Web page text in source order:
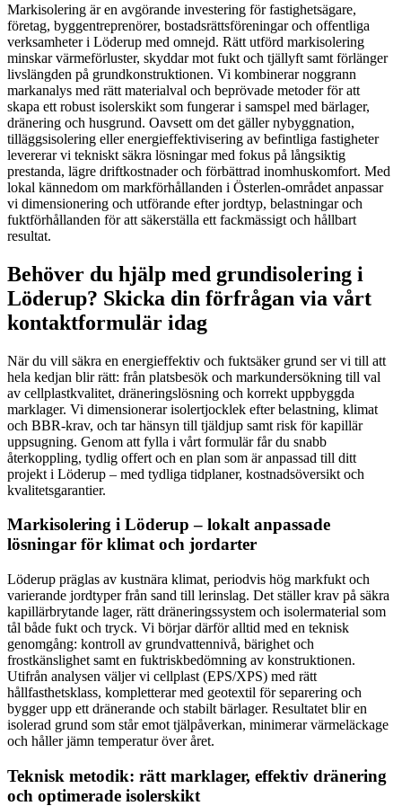
Markisolering är en avgörande investering för fastighetsägare,
företag, byggentreprenörer, bostadsrättsföreningar och offentliga
verksamheter i Löderup med omnejd. Rätt utförd markisolering
minskar värmeförluster, skyddar mot fukt och tjällyft samt förlänger
livslängden på grundkonstruktionen. Vi kombinerar noggrann
markanalys med rätt materialval och beprövade metoder för att
skapa ett robust isolerskikt som fungerar i samspel med bärlager,
dränering och husgrund. Oavsett om det gäller nybyggnation,
tilläggsisolering eller energieffektivisering av befintliga fastigheter
levererar vi tekniskt säkra lösningar med fokus på långsiktig
prestanda, lägre driftkostnader och förbättrad inomhuskomfort. Med
lokal kännedom om markförhållanden i Österlen-området anpassar
vi dimensionering och utförande efter jordtyp, belastningar och
fuktförhållanden för att säkerställa ett fackmässigt och hållbart
resultat.
Behöver du hjälp med grundisolering i
Löderup? Skicka din förfrågan via vårt
kontaktformulär idag
När du vill säkra en energieffektiv och fuktsäker grund ser vi till att
hela kedjan blir rätt: från platsbesök och markundersökning till val
av cellplastkvalitet, dräneringslösning och korrekt uppbyggda
marklager. Vi dimensionerar isolertjocklek efter belastning, klimat
och BBR-krav, och tar hänsyn till tjäldjup samt risk för kapillär
uppsugning. Genom att fylla i vårt formulär får du snabb
återkoppling, tydlig offert och en plan som är anpassad till ditt
projekt i Löderup – med tydliga tidplaner, kostnadsöversikt och
kvalitetsgarantier.
Markisolering i Löderup – lokalt anpassade
lösningar för klimat och jordarter
Löderup präglas av kustnära klimat, periodvis hög markfukt och
varierande jordtyper från sand till lerinslag. Det ställer krav på säkra
kapillärbrytande lager, rätt dräneringssystem och isolermaterial som
tål både fukt och tryck. Vi börjar därför alltid med en teknisk
genomgång: kontroll av grundvattennivå, bärighet och
frostkänslighet samt en fuktriskbedömning av konstruktionen.
Utifrån analysen väljer vi cellplast (EPS/XPS) med rätt
hållfasthetsklass, kompletterar med geotextil för separering och
bygger upp ett dränerande och stabilt bärlager. Resultatet blir en
isolerad grund som står emot tjälpåverkan, minimerar värmeläckage
och håller jämn temperatur över året.
Teknisk metodik: rätt marklager, effektiv dränering
och optimerade isolerskikt